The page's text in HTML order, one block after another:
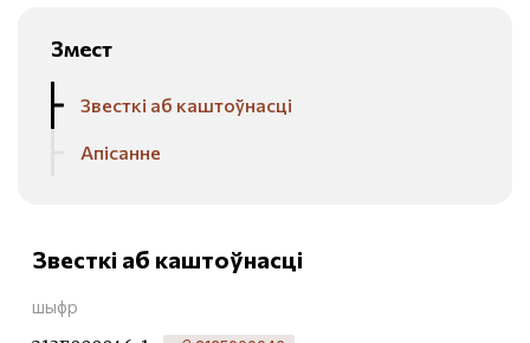
Змест
Звесткі аб каштоўнасці
Апісанне
Звесткі аб каштоўнасці
шыфр